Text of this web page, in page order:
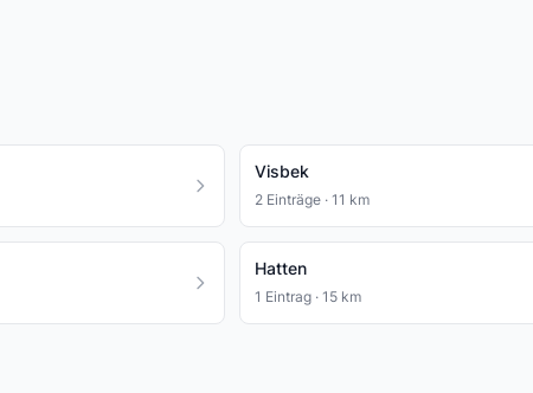
Visbek
2 Einträge · 11 km
Hatten
1 Eintrag · 15 km